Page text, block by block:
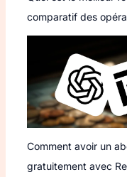
comparatif des
Comment avoir un
gratuitement avec